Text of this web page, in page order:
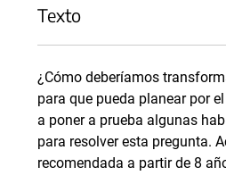
Texto
¿Cómo deberíamos
para que pueda planear por
a poner a prueba algunas
para resolver esta pregunta.
recomendada a partir de 8